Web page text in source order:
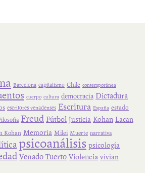
Barcelona capitalismo Chile contemporánea
cuerpo cultura democracia Dictadura
escritores venadenses Escritura España estado
Freud Fútbol Justicia Kohan Lacan
Kohan Memoria Milei Muerte narrativa
psicoanálisis psicología
Venado Tuerto Violencia vivian